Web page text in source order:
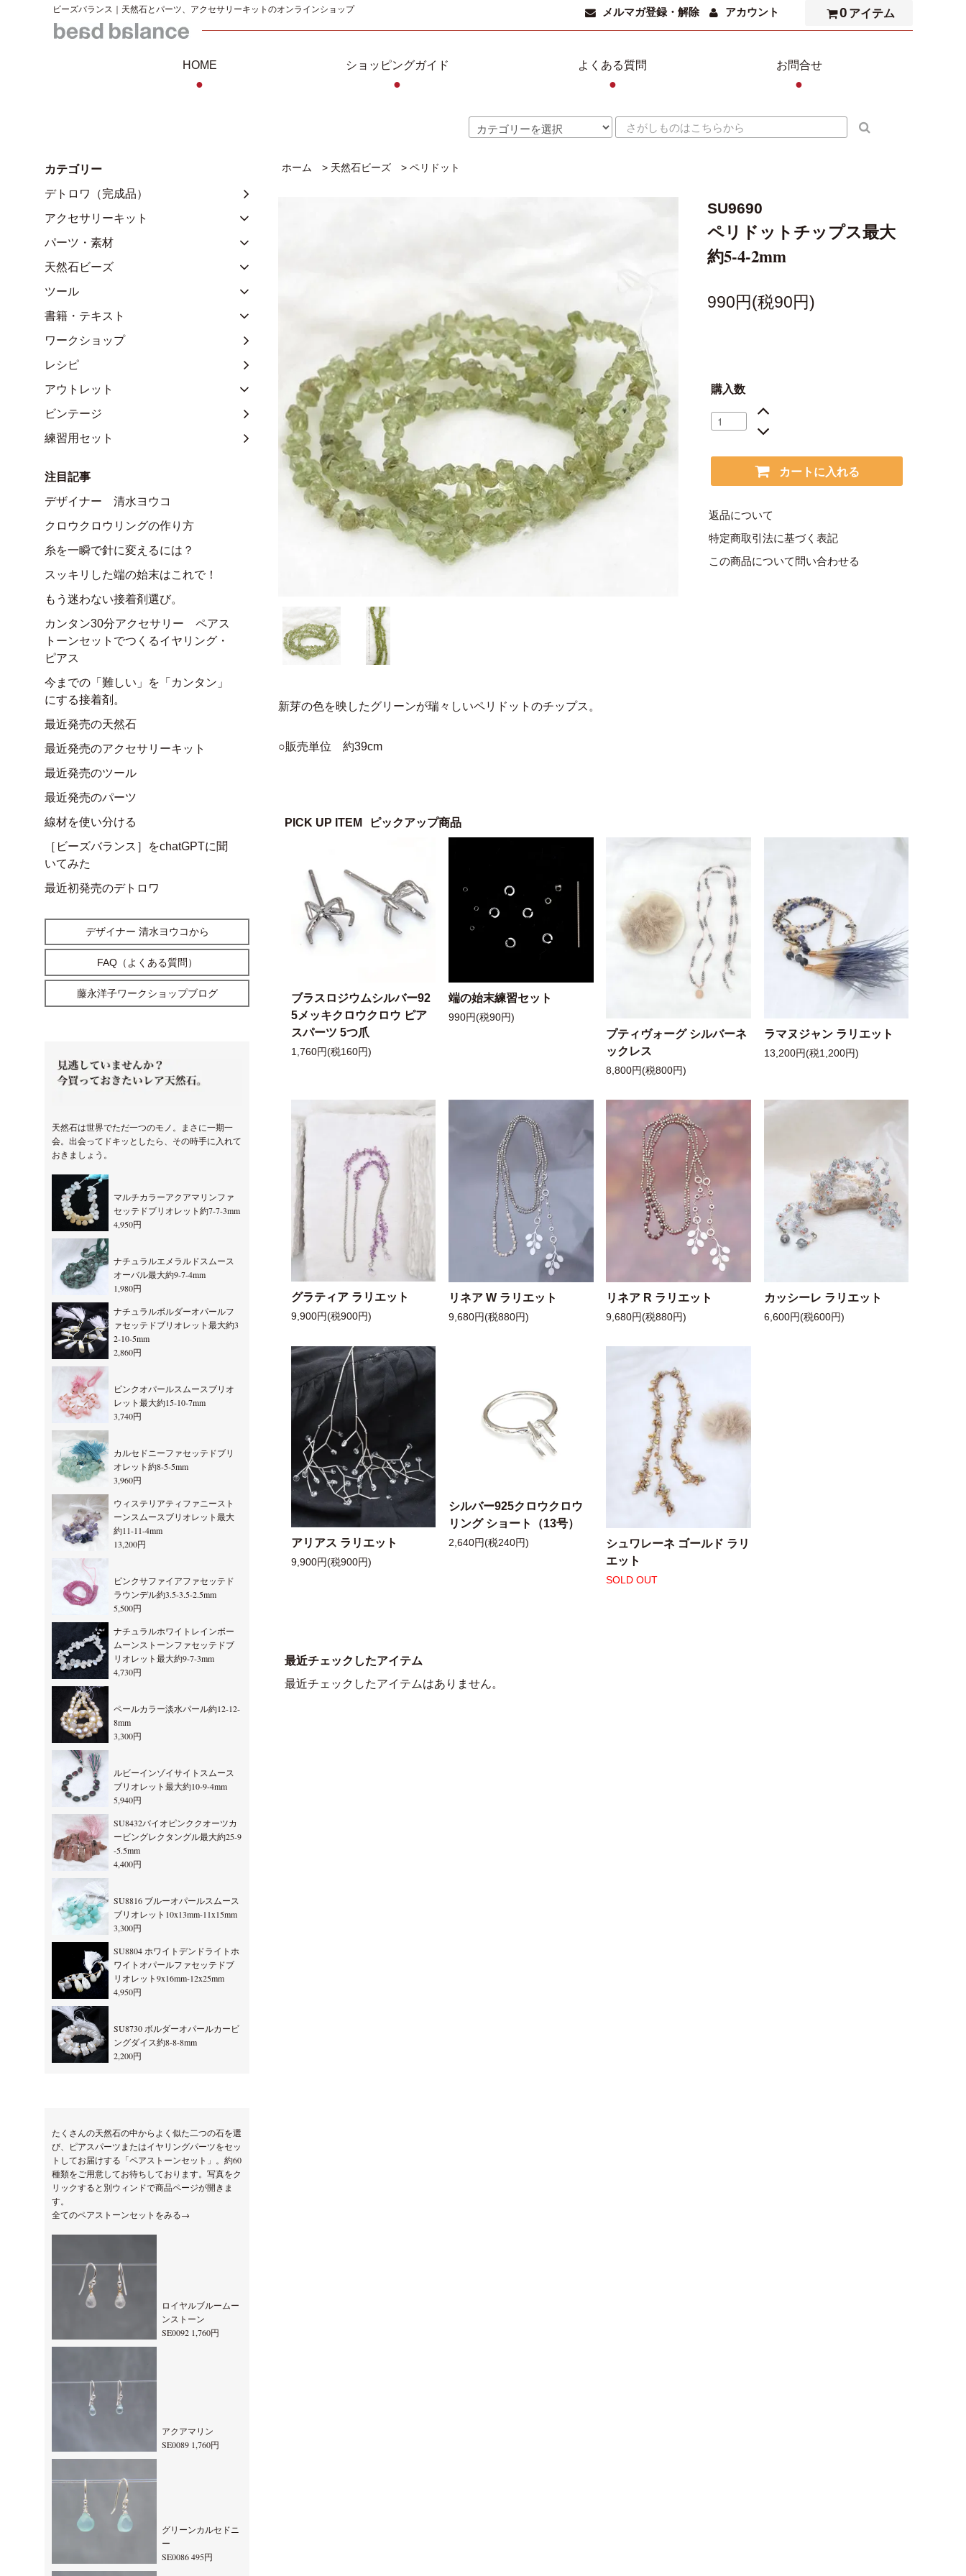
ビーズバランス｜天然石とパーツ、アクセサリーキットのオンラインショップ メルマガ登録・解除 アカウント 0 アイテム
HOME
●
ショッピングガイド
●
よくある質問
●
お問合せ
●
ホーム > 天然石ビーズ > ペリドット
SU9690
ペリドットチップス最大
約5-4-2mm
990円(税90円)
購入数
カートに入れる
返品について
特定商取引法に基づく表記
この商品について問い合わせる
新芽の色を映したグリーンが瑞々しいペリドットのチップス。
○販売単位 約39cm
PICK UP ITEM ピックアップ商品
ブラスロジウムシルバー92
5メッキクロウクロウ ピア
スパーツ 5つ爪
1,760円(税160円)
端の始末練習セット
990円(税90円)
プティヴォーグ シルバーネ
ックレス
8,800円(税800円)
ラマヌジャン ラリエット
13,200円(税1,200円)
グラティア ラリエット
9,900円(税900円)
リネア W ラリエット
9,680円(税880円)
リネア R ラリエット
9,680円(税880円)
カッシーレ ラリエット
6,600円(税600円)
アリアス ラリエット
9,900円(税900円)
シルバー925クロウクロウ
リング ショート（13号）
2,640円(税240円)
シュワレーネ ゴールド ラリ
エット
SOLD OUT
最近チェックしたアイテム
最近チェックしたアイテムはありません。
カテゴリー
デトロワ（完成品）
アクセサリーキット
パーツ・素材
天然石ビーズ
ツール
書籍・テキスト
ワークショップ
レシピ
アウトレット
ビンテージ
練習用セット
注目記事
デザイナー 清水ヨウコ
クロウクロウリングの作り方
糸を一瞬で針に変えるには？
スッキリした端の始末はこれで！
もう迷わない接着剤選び。
カンタン30分アクセサリー ペアス
トーンセットでつくるイヤリング・
ピアス
今までの「難しい」を「カンタン」
にする接着剤。
最近発売の天然石
最近発売のアクセサリーキット
最近発売のツール
最近発売のパーツ
線材を使い分ける
［ビーズバランス］をchatGPTに聞
いてみた
最近初発売のデトロワ
デザイナー 清水ヨウコから
FAQ（よくある質問）
藤永洋子ワークショップブログ
天然石は世界でただ一つのモノ。まさに一期一
会。出会ってドキッとしたら、その時手に入れて
おきましょう。
マルチカラーアクアマリンファ
セッテドブリオレット約7-7-3mm
4,950円
ナチュラルエメラルドスムース
オーバル最大約9-7-4mm
1,980円
ナチュラルボルダーオパールフ
ァセッテドブリオレット最大約3
2-10-5mm
2,860円
ピンクオパールスムースブリオ
レット最大約15-10-7mm
3,740円
カルセドニーファセッテドブリ
オレット約8-5-5mm
3,960円
ウィステリアティファニースト
ーンスムースブリオレット最大
約11-11-4mm
13,200円
ピンクサファイアファセッテド
ラウンデル約3.5-3.5-2.5mm
5,500円
ナチュラルホワイトレインボー
ムーンストーンファセッテドブ
リオレット最大約9-7-3mm
4,730円
ペールカラー淡水パール約12-12-
8mm
3,300円
ルビーインゾイサイトスムース
ブリオレット最大約10-9-4mm
5,940円
SU8432バイオピンククオーツカ
ービングレクタングル最大約25-9
-5.5mm
4,400円
SU8816 ブルーオパールスムース
ブリオレット10x13mm-11x15mm
3,300円
SU8804 ホワイトデンドライトホ
ワイトオパールファセッテドブ
リオレット9x16mm-12x25mm
4,950円
SU8730 ボルダーオパールカービ
ングダイス約8-8-8mm
2,200円
たくさんの天然石の中からよく似た二つの石を選
び、ピアスパーツまたはイヤリングパーツをセッ
トしてお届けする「ペアストーンセット」。約60
種類をご用意してお待ちしております。写真をク
リックすると別ウィンドで商品ページが開きま
す。
全てのペアストーンセットをみる→
ロイヤルブルームー
ンストーン
SE0092 1,760円
アクアマリン
SE0089 1,760円
グリーンカルセドニ
ー
SE0086 495円